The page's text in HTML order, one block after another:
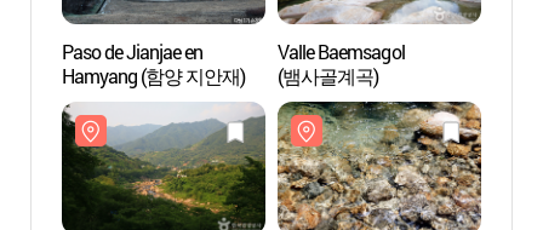
Paso de Jianjae en
Hamyang (함양 지안재)
Valle Baemsagol
(뱀사골계곡)